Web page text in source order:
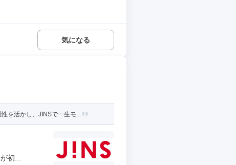
気になる
を活かし、JINSで一生モ...
初...